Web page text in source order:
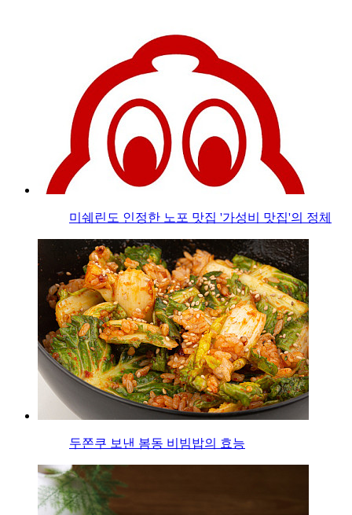
미쉐린도 인정한 노포 맛집 '가성비 맛집'의 정체
두쫀쿠 보낸 봄동 비빔밥의 효능